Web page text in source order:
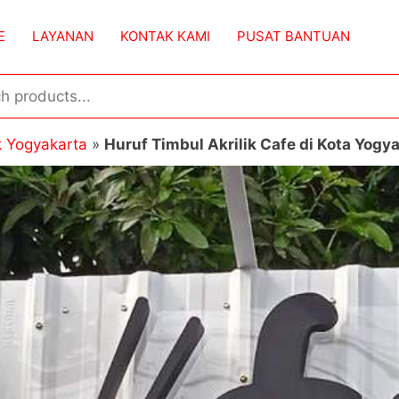
LAYANAN KONTAK KAMI PUSAT BANTUAN
Yogyakarta » Huruf Timbul Akrilik Cafe di Kota